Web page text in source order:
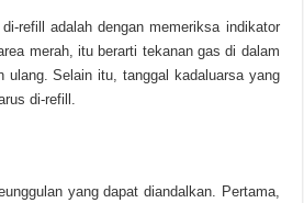
refill adalah dengan memeriksa indikator
merah, itu berarti tekanan gas di dalam
ulang. Selain itu, tanggal kadaluarsa yang
di-refill.
yang dapat diandalkan. Pertama,